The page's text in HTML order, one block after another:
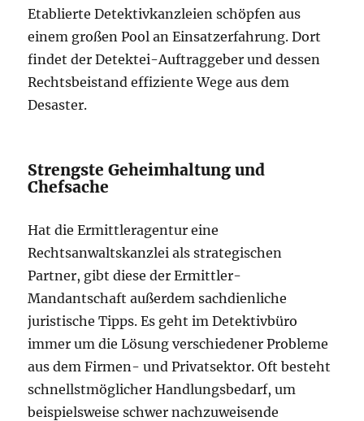
Etablierte Detektivkanzleien schöpfen aus
einem großen Pool an Einsatzerfahrung. Dort
findet der Detektei-Auftraggeber und dessen
Rechtsbeistand effiziente Wege aus dem
Desaster.
Strengste Geheimhaltung und
Chefsache
Hat die Ermittleragentur eine
Rechtsanwaltskanzlei als strategischen
Partner, gibt diese der Ermittler-
Mandantschaft außerdem sachdienliche
juristische Tipps. Es geht im Detektivbüro
immer um die Lösung verschiedener Probleme
aus dem Firmen- und Privatsektor. Oft besteht
schnellstmöglicher Handlungsbedarf, um
beispielsweise schwer nachzuweisende